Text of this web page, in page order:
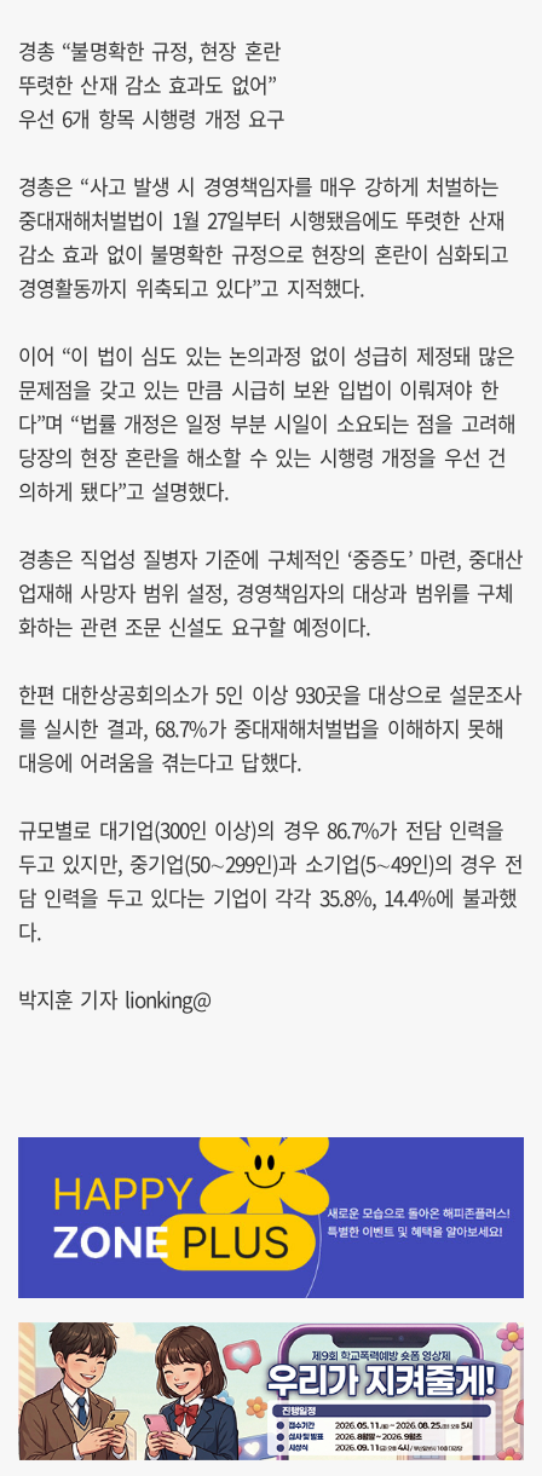
경총 “불명확한 규정, 현장 혼란
뚜렷한 산재 감소 효과도 없어”
우선 6개 항목 시행령 개정 요구
경총은 “사고 발생 시 경영책임자를 매우 강하게 처벌하는
중대재해처벌법이 1월 27일부터 시행됐음에도 뚜렷한 산재
감소 효과 없이 불명확한 규정으로 현장의 혼란이 심화되고
경영활동까지 위축되고 있다”고 지적했다.
이어 “이 법이 심도 있는 논의과정 없이 성급히 제정돼 많은
문제점을 갖고 있는 만큼 시급히 보완 입법이 이뤄져야 한
다”며 “법률 개정은 일정 부분 시일이 소요되는 점을 고려해
당장의 현장 혼란을 해소할 수 있는 시행령 개정을 우선 건
의하게 됐다”고 설명했다.
경총은 직업성 질병자 기준에 구체적인 ‘중증도’ 마련, 중대산
업재해 사망자 범위 설정, 경영책임자의 대상과 범위를 구체
화하는 관련 조문 신설도 요구할 예정이다.
한편 대한상공회의소가 5인 이상 930곳을 대상으로 설문조사
를 실시한 결과, 68.7%가 중대재해처벌법을 이해하지 못해
대응에 어려움을 겪는다고 답했다.
규모별로 대기업(300인 이상)의 경우 86.7%가 전담 인력을
두고 있지만, 중기업(50∼299인)과 소기업(5∼49인)의 경우 전
담 인력을 두고 있다는 기업이 각각 35.8%, 14.4%에 불과했
다.
박지훈 기자 lionking@